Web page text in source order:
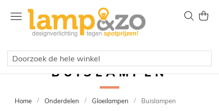
naar
Zoek
BUISLAMPEN
Home Onderdelen Gloeilampen Buislampen